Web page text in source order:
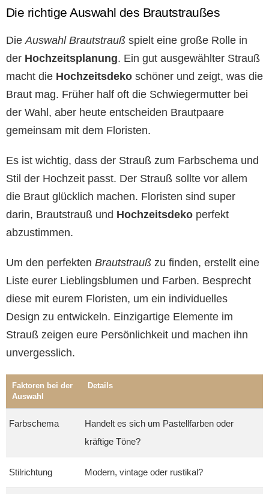
Die richtige Auswahl des Brautstraußes
DieAuswahl Brautstrauß spielt eine große Rolle in
der Hochzeitsplanung. Ein gut ausgewählter Strauß
macht die Hochzeitsdeko schöner und zeigt, was die
Braut mag. Früher half oft die Schwiegermutter bei
der Wahl, aber heute entscheiden Brautpaare
gemeinsam mit dem Floristen.
Es ist wichtig, dass der Strauß zum Farbschema und
Stil der Hochzeit passt. Der Strauß sollte vor allem
die Braut glücklich machen. Floristen sind super
darin, Brautstrauß und Hochzeitsdeko perfekt
abzustimmen.
Um den perfekten Brautstrauß zu finden, erstellt eine
Liste eurer Lieblingsblumen und Farben. Besprecht
diese mit eurem Floristen, um ein individuelles
Design zu entwickeln. Einzigartige Elemente im
Strauß zeigen eure Persönlichkeit und machen ihn
unvergesslich.
Faktoren bei der
Auswahl
Details
Farbschema
Handelt es sich um Pastellfarben oder
kräftige Töne?
Stilrichtung Modern, vintage oder rustikal?